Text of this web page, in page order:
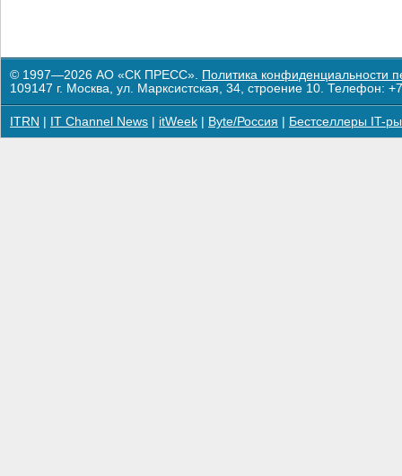
© 1997—2026 АО «СК ПРЕСС». Политика конфиденциальности
109147 г. Москва, ул. Марксистская, 34, строение 10. Телефон:
ITRN IT Channel News itWeek Byte/Россия Бестселлеры IT-